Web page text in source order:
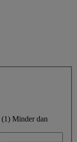
(1) Minder dan